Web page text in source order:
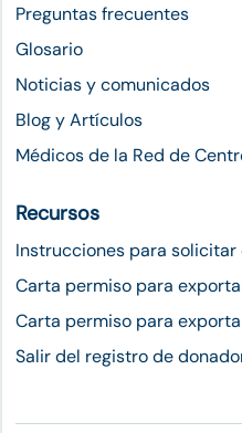
Preguntas frecuentes
Glosario
Noticias y comunicados
Blog y Artículos
Médicos de la Red de
Recursos
Instrucciones para solicitar
Carta permiso para
Carta permiso para
Salir del registro de